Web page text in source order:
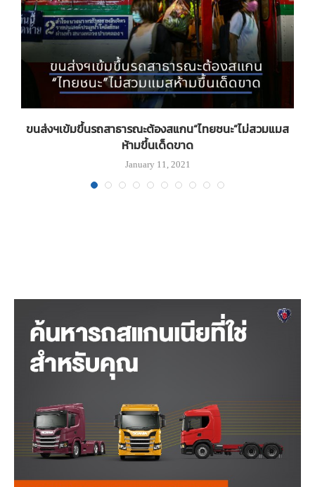
ขนส่งฯเข้มขึ้นรถสาธารณะต้องสแกน“ไทยชนะ”ไม่สวมแมส
ห้ามขึ้นเด็ดขาด
January 11, 2021